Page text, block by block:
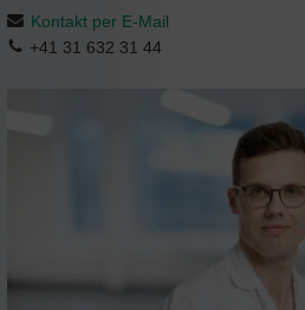
Kontakt per E-Mail
+41 31 632 31 44